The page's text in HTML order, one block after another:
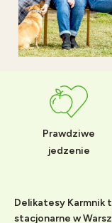
Prawdziwe
jedzenie
Delikatesy Karmnik
stacjonarne w